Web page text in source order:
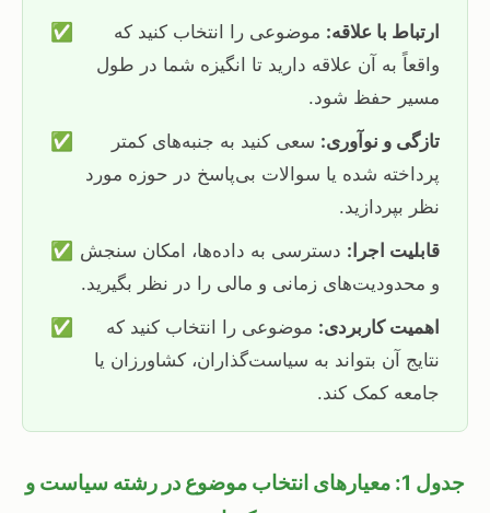
✅ ارتباط با علاقه: موضوعی را انتخاب کنید که
واقعاً به آن علاقه دارید تا انگیزه شما در طول
مسیر حفظ شود.
✅
تازگی و نوآوری: سعی کنید به جنبه‌های کمتر
پرداخته شده یا سوالات بی‌پاسخ در حوزه مورد
نظر بپردازید.
✅
قابلیت اجرا: دسترسی به داده‌ها، امکان سنجش
و محدودیت‌های زمانی و مالی را در نظر بگیرید.
✅
اهمیت کاربردی: موضوعی را انتخاب کنید که
نتایج آن بتواند به سیاست‌گذاران، کشاورزان یا
جامعه کمک کند.
جدول 1: معیارهای انتخاب موضوع در رشته سیاست و